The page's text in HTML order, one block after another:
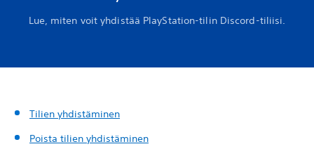
Lue, miten voit yhdistää PlayStation-tilin Discord-tiliisi.
Tilien yhdistäminen
Poista tilien yhdistäminen